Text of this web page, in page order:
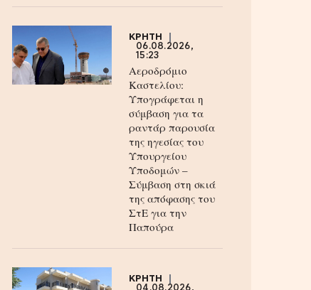
ΚΡΗΤΗ
06.08.2026,
15:23
Αεροδρόμιο
Καστελίου:
Υπογράφεται η
σύμβαση για τα
ραντάρ παρουσία
της ηγεσίας του
Υπουργείου
Υποδομών –
Σύμβαση στη σκιά
της απόφασης του
ΣτΕ για την
Παπούρα
ΚΡΗΤΗ